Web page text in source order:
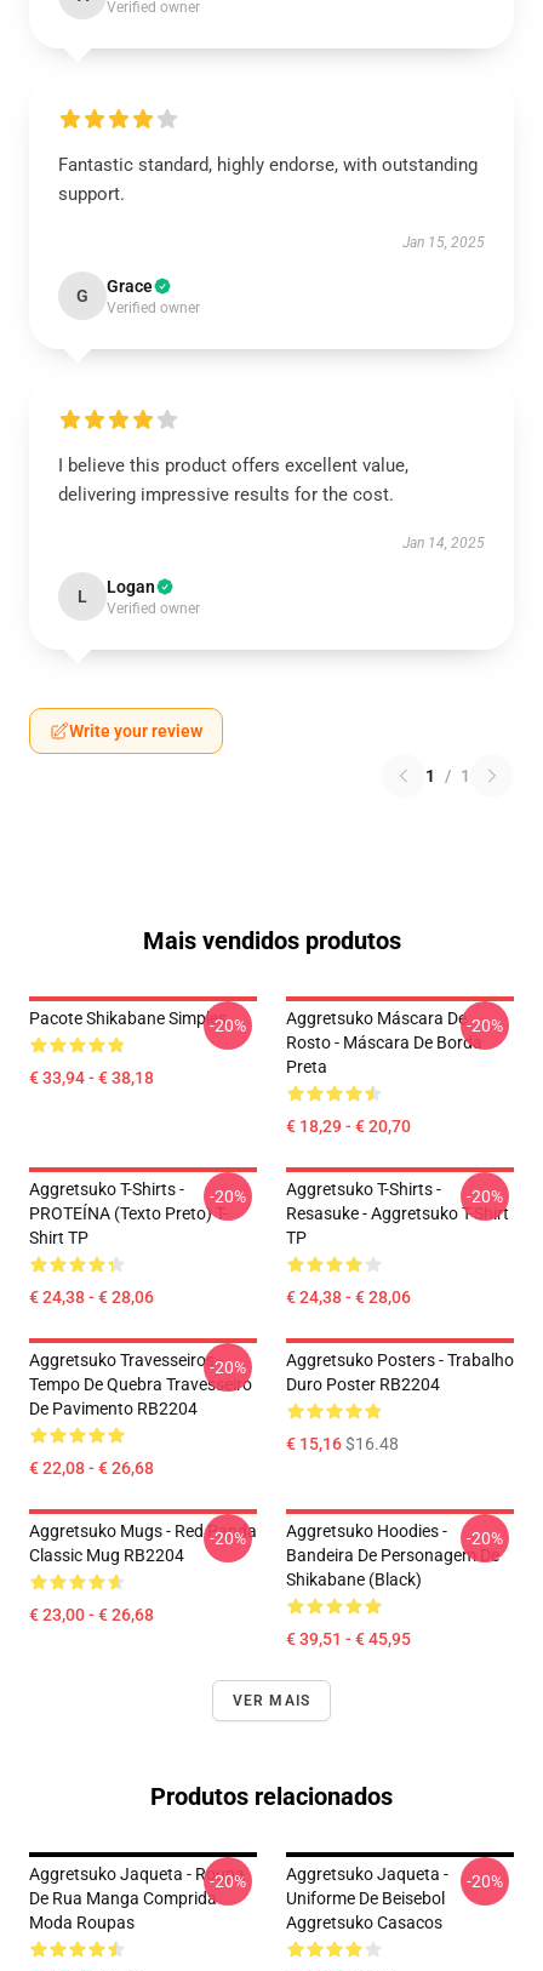
Verified owner
Fantastic standard, highly endorse, with outstanding
support.
Jan 15, 2025
G Grace
Verified owner
I believe this product offers excellent value,
delivering impressive results for the cost.
Jan 14, 2025
L Logan
Verified owner
Write your review
1 / 1
Mais vendidos produtos
Pacote Shikabane Simples
€ 33,94 - € 38,18
-20%
Aggretsuko Máscara De
Rosto - Máscara De Borda
Preta
€ 18,29 - € 20,70
-20%
Aggretsuko T-Shirts -
PROTEÍNA (texto Preto) T-
Shirt TP
€ 24,38 - € 28,06
-20%
Aggretsuko T-Shirts -
Resasuke - Aggretsuko T-Shirt
TP
€ 24,38 - € 28,06
-20%
Aggretsuko Travesseiros -
Tempo De Quebra Travesseiro
De Pavimento RB2204
€ 22,08 - € 26,68
-20%
Aggretsuko Posters - Trabalho
Duro Poster RB2204
€ 15,16$16.48
Aggretsuko Mugs - Red Panda
Classic Mug RB2204
€ 23,00 - € 26,68
-20%
Aggretsuko Hoodies -
Bandeira De Personagem De
Shikabane (Black)
€ 39,51 - € 45,95
-20%
VER MAIS
Produtos relacionados
Aggretsuko Jaqueta - Roupa
De Rua Manga Comprida
Moda Roupas
-20%
Aggretsuko Jaqueta -
Uniforme De Beisebol
Aggretsuko Casacos
-20%